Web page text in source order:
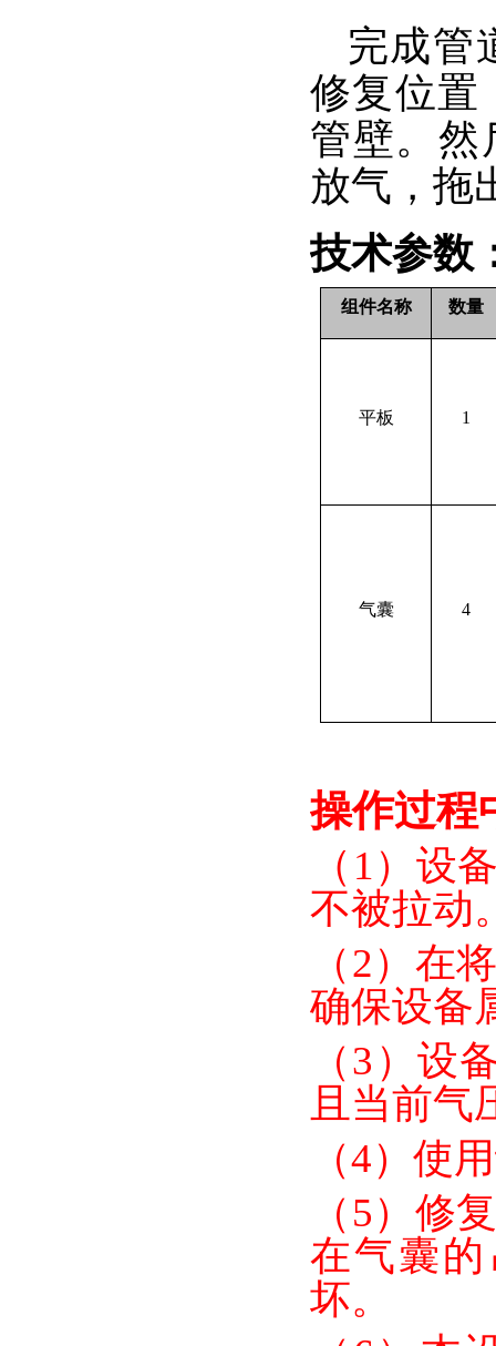
完成管
修复位置
管壁。然
放气，拖
技术参数
组件名称 数量
平板 1
气囊 4
操作过程
（ 1）设
不被拉动
（2）在
确保设备
（3） 设
且当前气
（4） 使
（5） 修
在气囊
坏。